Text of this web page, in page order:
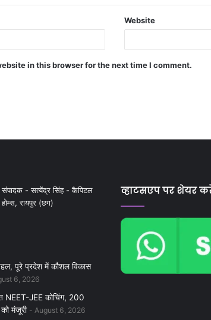
Website
in this browser for the next time I comment.
संपादक - सत्येंद्र सिंह - कैपिटल
होम्स, रायपुर (छग)
पूरे प्रदेश में कौशल विकास
6, 2026
NEET-JEE कोचिंग, 200
को मंजूरी
August 6, 2026
व्हाटसएप पर शेयर